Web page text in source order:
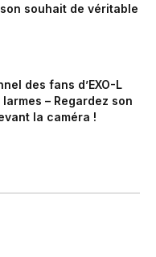
souhait de véritable
des fans d’EXO-L
– Regardez son
la caméra !